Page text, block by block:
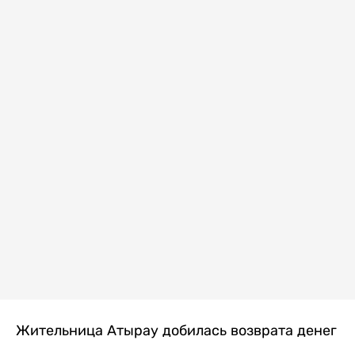
Жительница Атырау добилась возврата денег